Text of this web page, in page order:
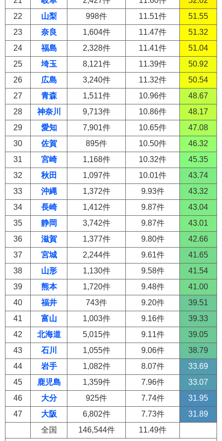
22
山梨 998件 11.51件
51.55
23
奈良 1,604件 11.47件
51.32
24
福島 2,328件 11.41件
51.04
25
埼玉 8,121件 11.39件
50.92
26
広島 3,240件 11.32件
50.54
27
青森 1,511件 10.96件
48.67
28
神奈川 9,713件 10.86件
48.17
29
愛知 7,901件 10.65件
47.08
30
佐賀 895件 10.50件
46.32
31
宮崎 1,168件 10.32件
45.35
32
秋田 1,097件 10.01件
43.74
33
沖縄 1,372件 9.93件
43.32
34
長崎 1,412件 9.87件
43.04
35
静岡 3,742件 9.87件
43.01
36
滋賀 1,377件 9.80件
42.66
37
宮城 2,244件 9.61件
41.65
38
山形 1,130件 9.58件
41.54
39
熊本 1,720件 9.48件
41.00
40
福井 743件 9.20件
39.51
41
富山 1,003件 9.16件
39.33
42
北海道 5,015件 9.11件
39.05
43
石川 1,055件 9.06件
38.79
44
岩手 1,082件 8.07件
33.69
45
鹿児島 1,359件 7.96件
33.07
46
大分 925件 7.74件
31.95
47
大阪 6,802件 7.73件
31.89
全国
146,544件
11.49件